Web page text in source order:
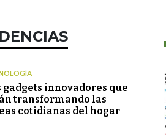
gadgets innovadores que
transformando las
cotidianas del hogar